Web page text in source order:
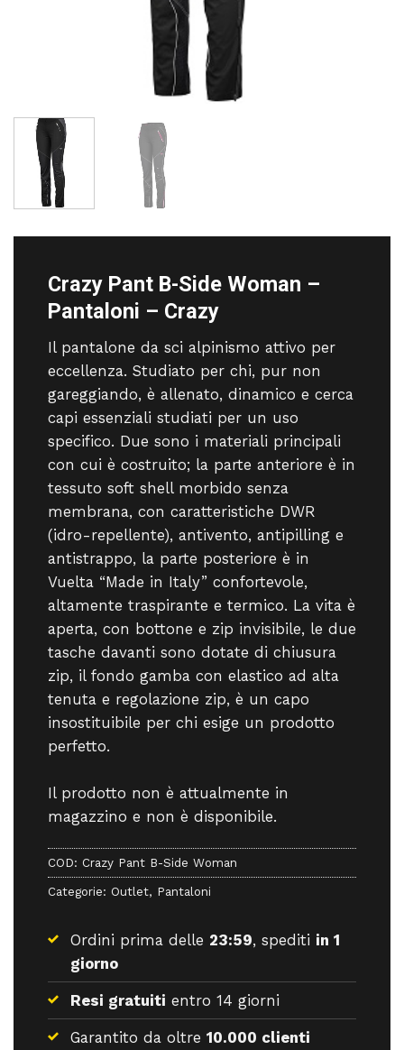
Crazy Pant B-Side Woman –
Pantaloni – Crazy
Il pantalone da sci alpinismo attivo per
eccellenza. Studiato per chi, pur non
gareggiando, è allenato, dinamico e cerca
capi essenziali studiati per un uso
specifico. Due sono i materiali principali
con cui è costruito; la parte anteriore è in
tessuto soft shell morbido senza
membrana, con caratteristiche DWR
(idro-repellente), antivento, antipilling e
antistrappo, la parte posteriore è in
Vuelta “Made in Italy” confortevole,
altamente traspirante e termico. La vita è
aperta, con bottone e zip invisibile, le due
tasche davanti sono dotate di chiusura
zip, il fondo gamba con elastico ad alta
tenuta e regolazione zip, è un capo
insostituibile per chi esige un prodotto
perfetto.
Il prodotto non è attualmente in
magazzino e non è disponibile.
COD: Crazy Pant B-Side Woman
Categorie: Outlet, Pantaloni
Ordini prima delle 23:59, spediti in 1
giorno
Resi gratuiti entro 14 giorni
Garantito da oltre 10.000 clienti